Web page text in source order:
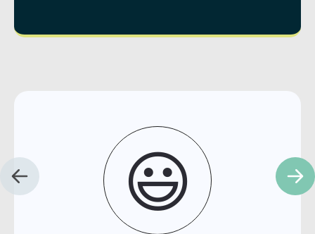
😃